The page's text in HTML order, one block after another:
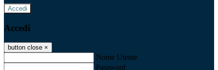
Accedi
Accedi
button close ×
Nome Utente
Password